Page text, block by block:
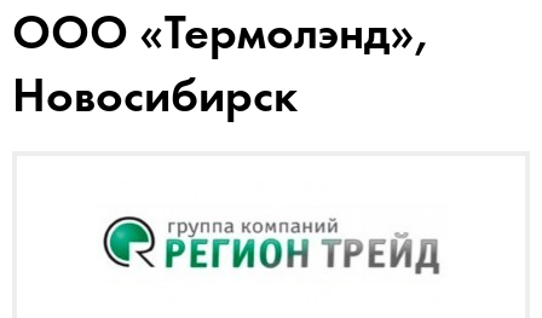
ООО «Термолэнд»,
Новосибирск